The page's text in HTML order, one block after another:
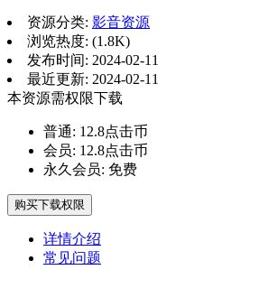
资源分类: 影音资源
浏览热度: (1.8K)
发布时间: 2024-02-11
最近更新: 2024-02-11
本资源需权限下载
普通: 12.8点击币
会员: 12.8点击币
永久会员: 免费
购买下载权限
详情介绍
常见问题